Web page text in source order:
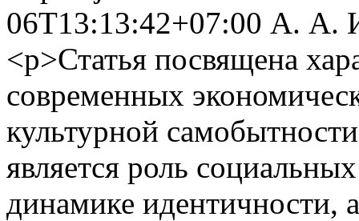
06T13:13:42+07:00 А. А.
<p>Статья посвящена
современных
культурной
является роль
динамике идентичности,